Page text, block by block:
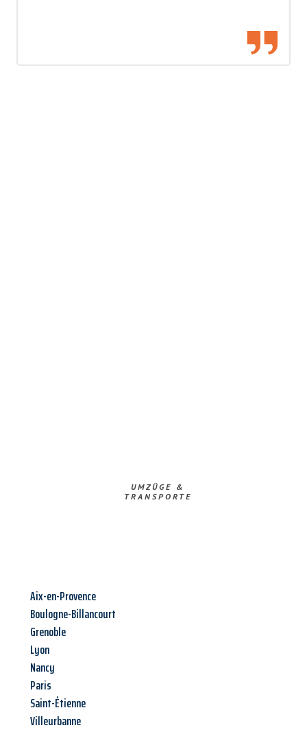
UMZÜGE &
TRANSPORTE
Aix-en-Provence
Boulogne-Billancourt
Grenoble
Lyon
Nancy
Paris
Saint-Étienne
Villeurbanne